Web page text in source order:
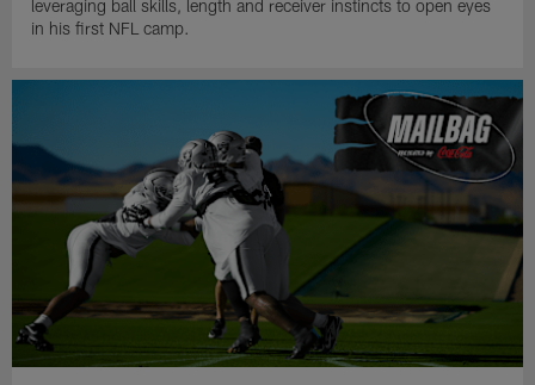
leveraging ball skills, length and receiver instincts to open eyes
in his first NFL camp.